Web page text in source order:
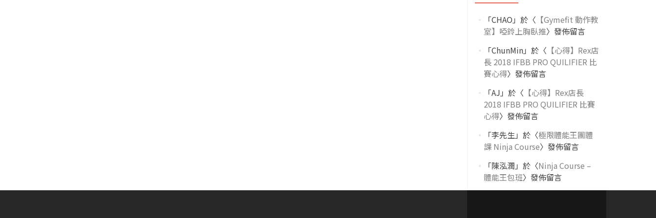
「CHAO 」於〈 【Gymefit 動作教
室】啞鈴上胸臥推〉發佈留言
「ChunMin」於〈 【心得】Rex店
長 2018 IFBB PRO QUILIFIER 比
賽心得〉發佈留言
「AJ 」於〈 【心得】Rex店長
2018 IFBB PRO QUILIFIER 比賽
心得〉發佈留言
「李先生」於〈極限體能王團體
課 Ninja Course〉發佈留言
「陳泓潤 」於〈Ninja Course –
體能王包班〉發佈留言